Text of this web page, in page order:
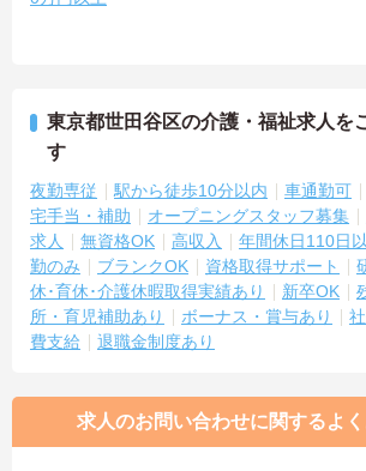
東京都世田谷区の介護・福祉求人を
す
夜勤専従 駅から徒歩10分以内 車通勤可
宅手当・補助
オープニングスタッフ募集
求人
無資格OK 高収入 年間休日110日
勤のみ
ブランクOK 資格取得サポート
休･育休･介護休暇取得実績あり
新卒OK
所・育児補助あり
ボーナス・賞与あり
費支給
退職金制度あり
求人のお問い合わせに関するよ